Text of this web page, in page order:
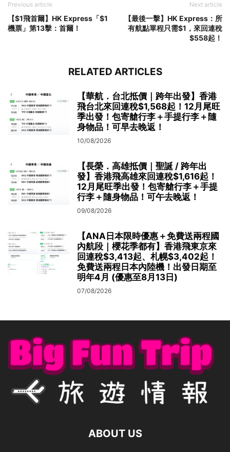
Previous article
【$1飛首爾】HK Express「$1
機票」第13擊：首爾！
Next article
【最後一擊】HK Express：所
有航點單程只需$1，來回連稅
$558起！
RELATED ARTICLES
【華航．台北抵價｜跨年出發】香港
飛台北來回連稅$1,568起！12月尾旺
季出發！包寄艙行李＋手提行李＋隨
身物品！可早去晚返！
10/08/2026
【長榮．高雄抵價｜聖誕 / 跨年出
發】香港飛高雄來回連稅$1,616起！
12月尾旺季出發！包寄艙行李＋手提
行李＋隨身物品！可午去晚返！
09/08/2026
【ANA日本限時優惠＋免費送兩程國
內航段｜櫻花季都有】香港飛東京來
回連稅$3,413起、札幌$3,402起！
免費送兩程日本內陸機！出發日期至
明年4月 (優惠至8月13日)
07/08/2026
ABOUT US